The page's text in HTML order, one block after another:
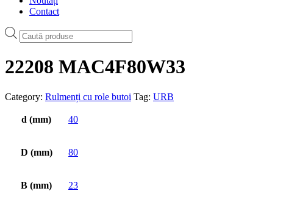
Contact
Products
search
22208 MAC4F80W33
Category: Rulmenți cu role butoi Tag: URB
d (mm) 40
D (mm) 80
B (mm) 23